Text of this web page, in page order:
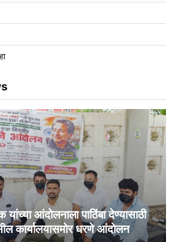
आंदोलनाला पाठिंबा देण्यासाठी
कार्यालयासमोर धरणे आंदोलन